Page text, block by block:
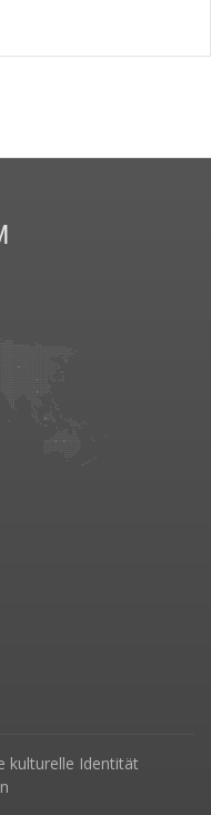
kulturelle Identität